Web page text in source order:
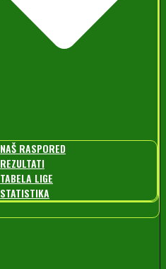
NAŠ RASPORED
REZULTATI
TABELA LIGE
STATISTIKA